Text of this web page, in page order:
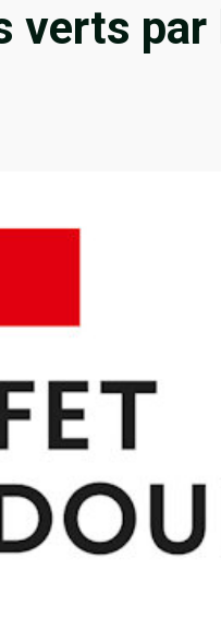
verts